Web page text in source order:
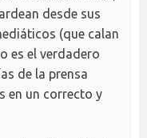
desde sus
(que calan
es el verdadero
de la prensa
en un correcto y